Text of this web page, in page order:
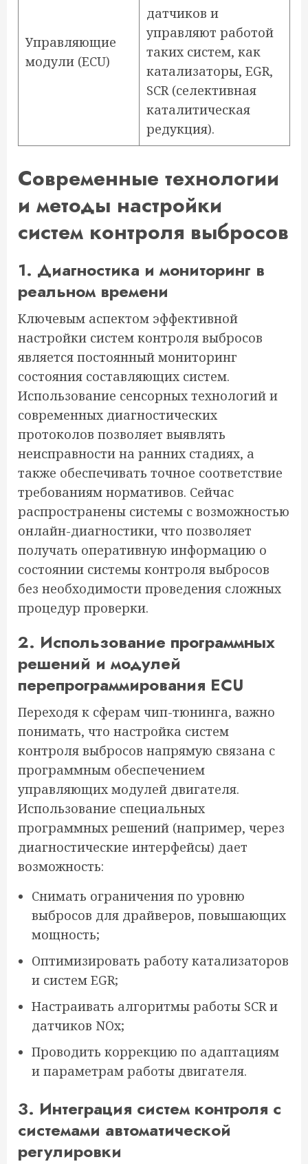
Управляющие
модули (ECU)
датчиков и
управляют работой
таких систем, как
катализаторы, EGR,
SCR (селективная
каталитическая
редукция).
Современные технологии
и методы настройки
систем контроля выбросов
1. Диагностика и мониторинг в
реальном времени
Ключевым аспектом эффективной
настройки систем контроля выбросов
является постоянный мониторинг
состояния составляющих систем.
Использование сенсорных технологий и
современных диагностических
протоколов позволяет выявлять
неисправности на ранних стадиях, а
также обеспечивать точное соответствие
требованиям нормативов. Сейчас
распространены системы с возможностью
онлайн-диагностики, что позволяет
получать оперативную информацию о
состоянии системы контроля выбросов
без необходимости проведения сложных
процедур проверки.
2. Использование программных
решений и модулей
перепрограммирования ECU
Переходя к сферам чип-тюнинга, важно
понимать, что настройка систем
контроля выбросов напрямую связана с
программным обеспечением
управляющих модулей двигателя.
Использование специальных
программных решений (например, через
диагностические интерфейсы) дает
возможность:
Снимать ограничения по уровню
выбросов для драйверов, повышающих
мощность;
Оптимизировать работу катализаторов
и систем EGR;
Настраивать алгоритмы работы SCR и
датчиков NOx;
Проводить коррекцию по адаптациям
и параметрам работы двигателя.
3. Интеграция систем контроля с
системами автоматической
регулировки